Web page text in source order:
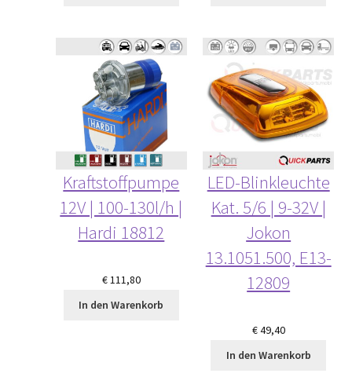
Kraftstoffpumpe
12V | 100-130l/h |
Hardi 18812
€111,80
In den Warenkorb
LED-Blinkleuchte
Kat. 5/6 | 9-32V |
Jokon
13.1051.500, E13-
12809
€49,40
In den Warenkorb